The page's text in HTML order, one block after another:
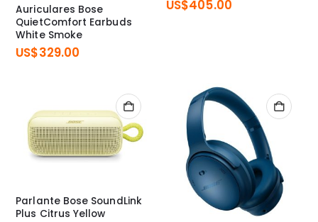
Auriculares Bose
QuietComfort Earbuds
White Smoke
US$329.00
US$405.00
Parlante Bose SoundLink
Plus Citrus Yellow